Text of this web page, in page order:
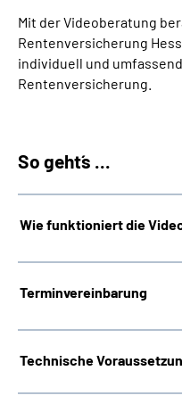
Inhalte in
Leichte Sprache
Mit der Videoberatung
Rentenversicherung
individuell und
Rentenversicherung.
So geht´s ...
Wie funktioniert die
Terminvereinbarung
Technische